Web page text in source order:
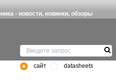
- новости, новинки, обзоры
сайт datasheets